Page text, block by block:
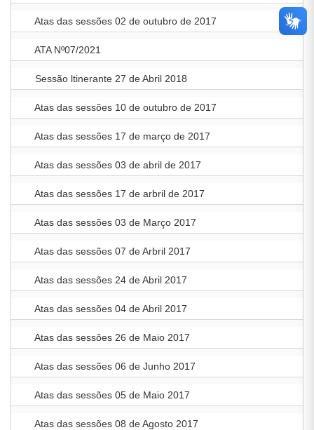
Atas das sessões 02 de outubro de 2017
ATA Nº07/2021
Sessão ltinerante 27 de Abril 2018
Atas das sessões 10 de outubro de 2017
Atas das sessões 17 de março de 2017
Atas das sessões 03 de abril de 2017
Atas das sessões 17 de arbril de 2017
Atas das sessões 03 de Março 2017
Atas das sessões 07 de Arbril 2017
Atas das sessões 24 de Abril 2017
Atas das sessões 04 de Abril 2017
Atas das sessões 26 de Maio 2017
Atas das sessões 06 de Junho 2017
Atas das sessões 05 de Maio 2017
Atas das sessões 08 de Agosto 2017